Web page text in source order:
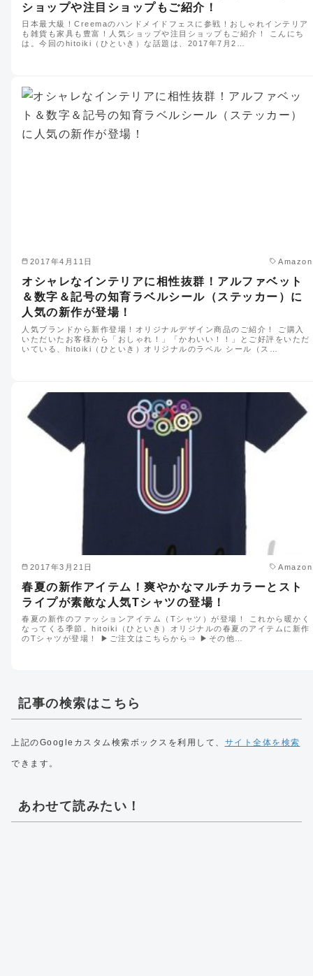
ショップや注目ショップもご紹介！
日本最大級！Creemaのハンドメイドフェスに参戦！おしゃれインテリア
も雑貨も家具も豊富！人気ショップや注目ショップもご紹介！ こんにち
は。今回のhitoiki（ひといき）な話題は、2017年7月2…
2017年4月11日 Amazon
オシャレなインテリアに相性抜群！アルファベット
＆数字＆記号の知育ラベルシール（ステッカー）に
人気の新作が登場！
人気ブランドから新作登場！オリジナルデザイン商品のご紹介！ ご購入
いただいたお客様から「おしゃれ！」「かわいい！！」とご好評をいただ
いている、hitoiki（ひといき）オリジナルのラベル シール（ス…
2017年3月21日 Amazon
春夏の新作アイテム！爽やかなマルチカラーとスト
ライプが素敵な人気Tシャツの登場！
春夏の新作のファッションアイテム（Tシャツ）が登場！ これから暖かく
なってくる季節。hitoiki（ひといき）オリジナルの春夏のアイテムに新作
のTシャツが登場！ ▶︎ご注文はこちらから⇒ ▶︎その他…
記事の検索はこちら
上記のGoogleカスタム検索ボックスを利用して、 サイト全体を検索
できます。
あわせて読みたい！